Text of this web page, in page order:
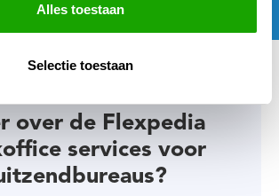
Alles toestaan
Selectie toestaan
over de Flexpedia
services voor